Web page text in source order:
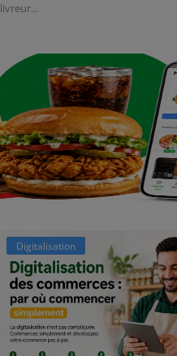
livreur...
Digitalisation